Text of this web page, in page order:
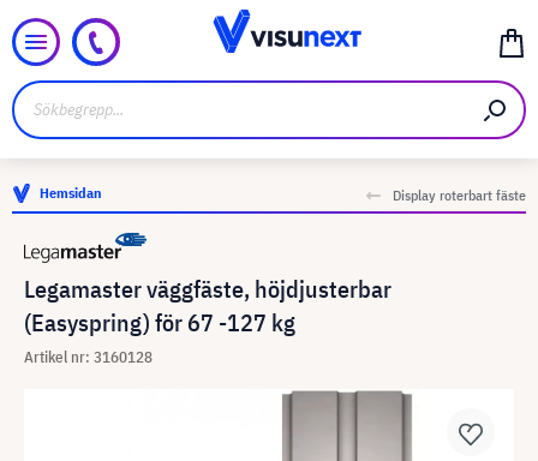
Hemsidan Display roterbart fäste
Legamaster väggfäste, höjdjusterbar
(Easyspring) för 67 -127 kg
Artikel nr: 3160128